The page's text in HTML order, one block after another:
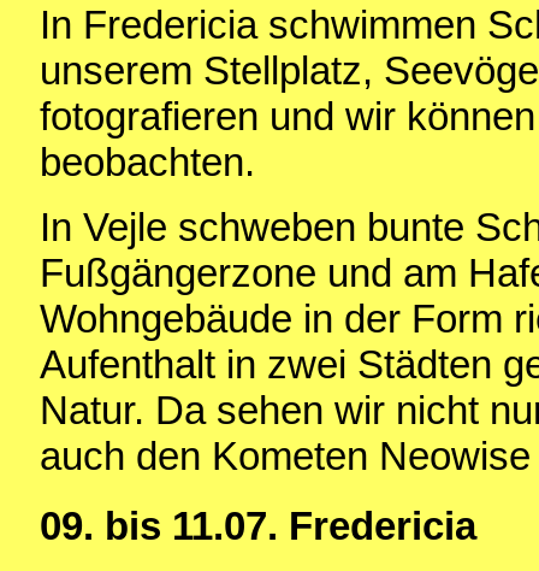
In Fredericia schwimmen
unserem Stellplatz,
fotografieren und wir
beobachten.
In Vejle schweben bunte
Fußgängerzone und am
Wohngebäude in der Form
Aufenthalt in zwei Städten
Natur. Da sehen wir nicht
auch den Kometen
09. bis 11.07. Fredericia